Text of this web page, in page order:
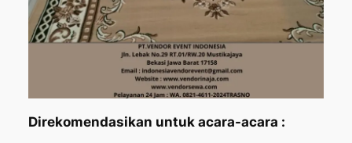
Direkomendasikan untuk acara-acara :